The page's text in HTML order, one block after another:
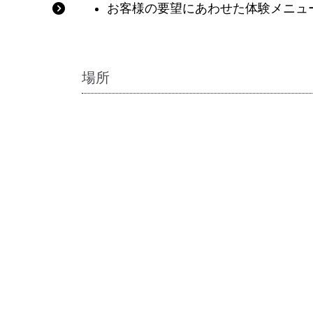
お客様の要望にあわせた体験メニ
場所